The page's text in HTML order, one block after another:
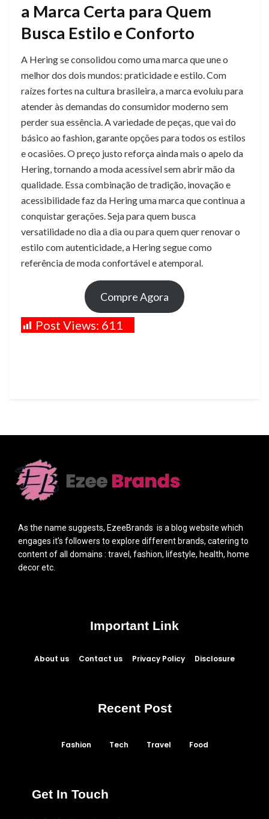
a Marca Certa para Quem
Busca Estilo e Conforto
A Hering se consolidou como uma marca que une o
melhor dos dois mundos: praticidade e estilo. Com
raízes fortes na cultura brasileira, a marca evoluiu para
atender às demandas do consumidor moderno sem
perder sua essência. A variedade de peças, que vai do
básico ao fashion, garante opções para todos os estilos
e ocasiões. O preço justo reforça ainda mais o apelo da
Hering, tornando a moda acessível sem abrir mão da
qualidade. Essa combinação de tradição, inovação e
acessibilidade faz da Hering uma marca que continua a
conquistar gerações. Seja para quem busca
versatilidade no dia a dia ou para quem quer renovar o
estilo com autenticidade, a Hering segue como
referência de moda confortável e atemporal.
Compre Agora
Post Views: 611
As the name suggests, EzeeBrands is a blog website which
engages it’s followers to explore different brands, catering to
content of all domains : travel, fashion, lifestyle, health, home
decor etc.
Important Link
About us Contact us Privacy Policy Disclosure
Recent Post
Fashion Tech Travel Food
Get In Touch